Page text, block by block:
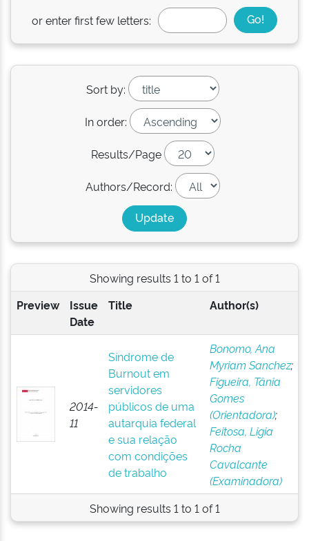
or enter first few letters:
Sort by:
In order:
Results/Page
Authors/Record:
Showing results 1 to 1 of 1
Preview
Issue
Date
Title Author(s)
2014-
11
Síndrome de
Burnout em
servidores
públicos de uma
autarquia federal
e sua relação
com condições
de trabalho
Bonomo, Ana
Myriam Sanchez;
Figueira, Tânia
Gomes
(Orientadora);
Feitosa, Ligia
Rocha
Cavalcante
(Examinadora)
Showing results 1 to 1 of 1